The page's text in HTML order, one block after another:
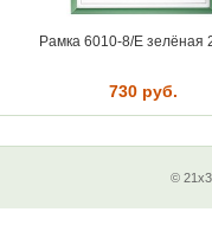
Рамка 6010-8/Е зелёная
730 руб.
©